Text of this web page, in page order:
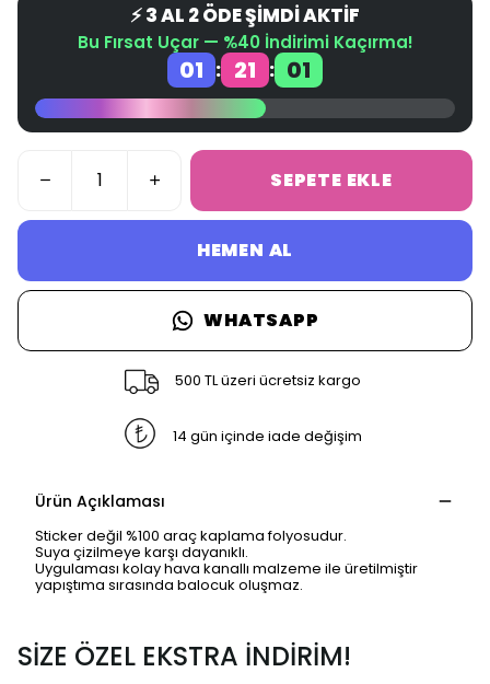
⚡ 3 AL 2 ÖDE ŞİMDİ AKTİF
Bu Fırsat Uçar — %40 İndirimi Kaçırma!
01 : 21 : 01
SEPETE EKLE
HEMEN AL
WHATSAPP
500 TL üzeri ücretsiz kargo
14 gün içinde iade değişim
Ürün Açıklaması
Sticker değil %100 araç kaplama folyosudur.
Suya çizilmeye karşı dayanıklı.
Uygulaması kolay hava kanallı malzeme ile üretilmiştir
yapıştıma sırasında balocuk oluşmaz.
SİZE ÖZEL EKSTRA İNDİRİM!